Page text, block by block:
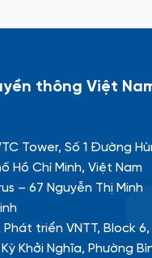
thông Việt
Tower, Số 1 Đường
Hồ Chí Minh, Việt Nam
– 67 Nguyễn Thị Minh
triển VNTT, Block
Khởi Nghĩa, Phường